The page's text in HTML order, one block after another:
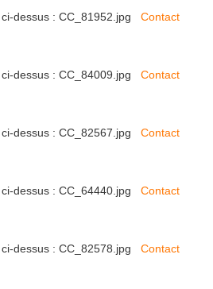
dessus : CC_81952.jpg Contact
dessus : CC_84009.jpg Contact
dessus : CC_82567.jpg Contact
dessus : CC_64440.jpg Contact
dessus : CC_82578.jpg Contact